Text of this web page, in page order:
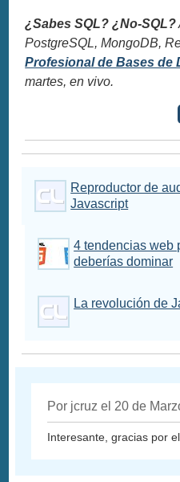
¿Sabes SQL? ¿No-SQL?
PostgreSQL, MongoDB,
Profesional de Bases de
martes, en vivo.
Reproductor de
Javascript
4 tendencias web
deberías dominar
La revolución de
Por jcruz el 20 de
Interesante, gracias por